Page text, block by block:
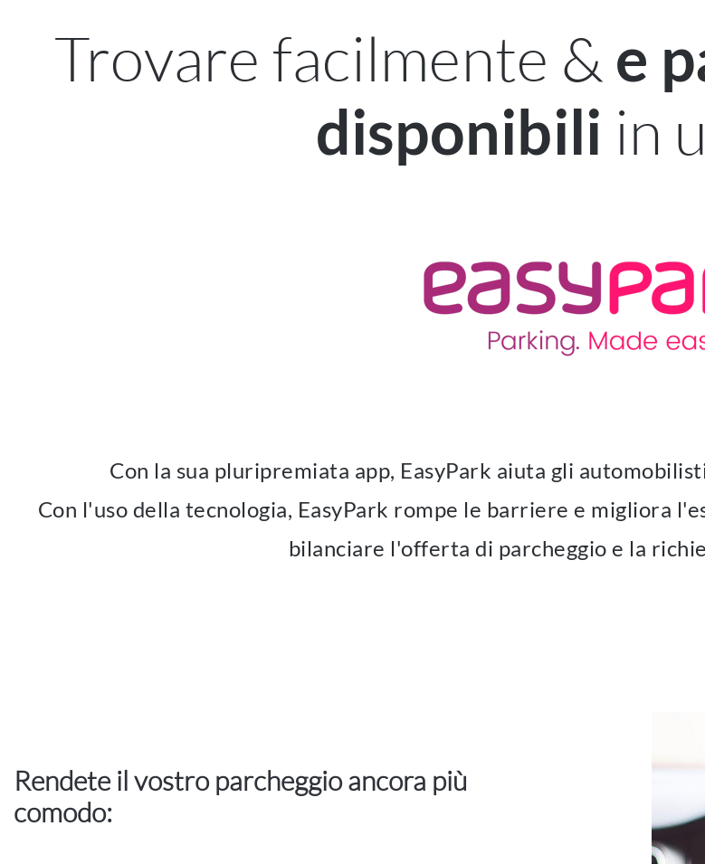
Trovare facilmente & e
disponibili in
Con la sua pluripremiata app, EasyPark aiuta gli
Con l'uso della tecnologia, EasyPark rompe le barriere e migliora
bilanciare l'offerta di parcheggio e la
Rendete il vostro parcheggio ancora più
comodo: